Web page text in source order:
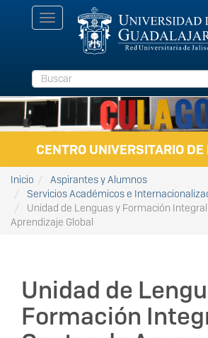
Pasar al contenido principal
Toggle
navigation
Buscar
CENTRO UNIVERSITARIO DE
Inicio
Aspirantes y Alumnos
Servicios Académicos e
Unidad de Lenguas y Formación
Aprendizaje Global
Unidad de
Formación